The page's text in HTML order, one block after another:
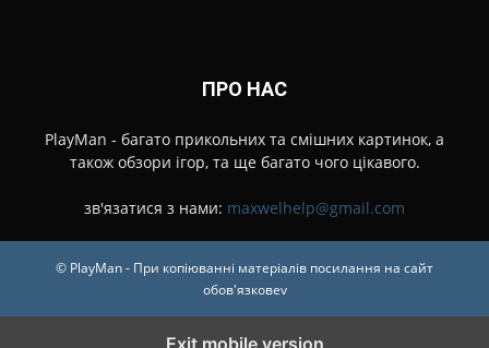
ПРО НАС
PlayMan - багато прикольних та смішних картинок, а
також обзори ігор, та ще багато чого цікавого.
зв'язатися з нами: maxwelhelp@gmail.com
© PlayMan - При копіюванні матеріалів посилання на сайт
обов'язковеv
Exit mobile version